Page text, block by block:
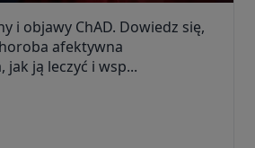
i objawy ChAD. Dowiedz się,
afektywna
ją leczyć i wsp...